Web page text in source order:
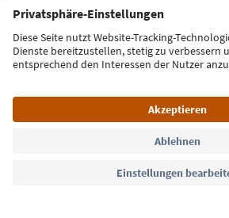
Jetzt anmelden